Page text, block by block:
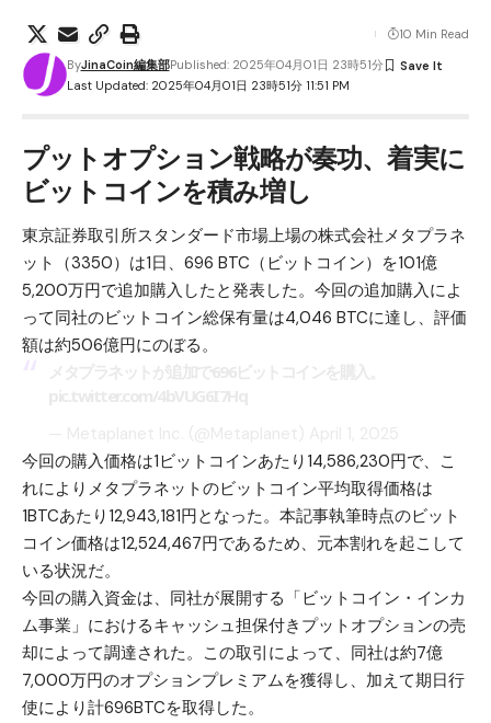
Last Updated: 2025年04月01日 23時51分 11:51 PM
ByJinaCoin編集部Published: 2025年04月01日 23時51分
10 Min Read
プットオプション戦略が奏功、着実に
ビットコインを積み増し
東京証券取引所スタンダード市場上場の株式会社メタプラネ
ット（3350）は1日、696 BTC（ビットコイン）を101億
5,200万円で追加購入したと発表した。今回の追加購入によ
って同社のビットコイン総保有量は4,046 BTCに達し、評価
額は約506億円にのぼる。
今回の購入価格は1ビットコインあたり14,586,230円で、こ
れによりメタプラネットのビットコイン平均取得価格は
1BTCあたり12,943,181円となった。本記事執筆時点のビット
コイン価格は12,524,467円であるため、元本割れを起こして
いる状況だ。
今回の購入資金は、同社が展開する「ビットコイン・インカ
ム事業」におけるキャッシュ担保付きプットオプションの売
却によって調達された。この取引によって、同社は約7億
7,000万円のオプションプレミアムを獲得し、加えて期日行
使により計696BTCを取得した。